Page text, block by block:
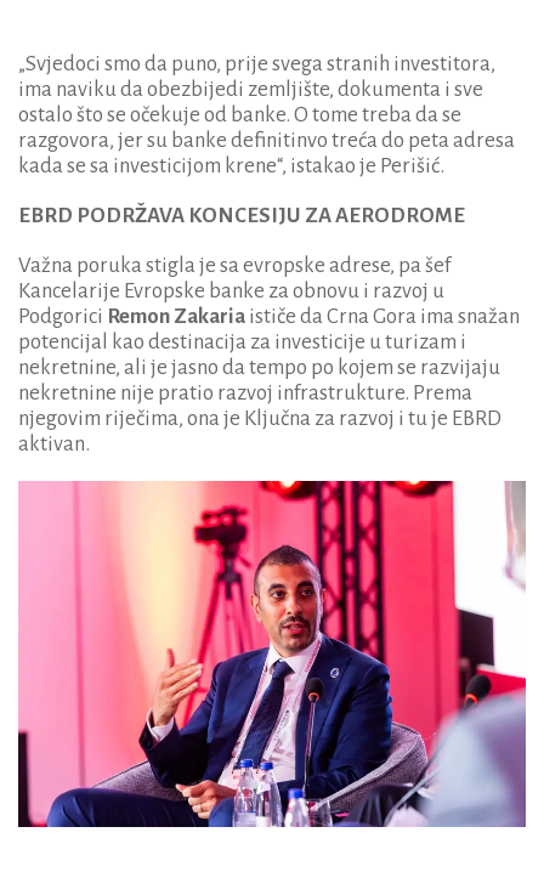
„Svjedoci smo da puno, prije svega stranih investitora,
ima naviku da obezbijedi zemljište, dokumenta i sve
ostalo što se očekuje od banke. O tome treba da se
razgovora, jer su banke definitinvo treća do peta adresa
kada se sa investicijom krene“, istakao je Perišić.
EBRD PODRŽAVA KONCESIJU ZA AERODROME
Važna poruka stigla je sa evropske adrese, pa šef
Kancelarije Evropske banke za obnovu i razvoj u
Podgorici Remon Zakaria ističe da Crna Gora ima snažan
potencijal kao destinacija za investicije u turizam i
nekretnine, ali je jasno da tempo po kojem se razvijaju
nekretnine nije pratio razvoj infrastrukture. Prema
njegovim riječima, ona je Ključna za razvoj i tu je EBRD
aktivan.